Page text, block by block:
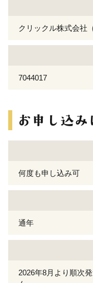
クリックル株式会社
7044017
何度も申し込み可
通年
2026年8月より順次